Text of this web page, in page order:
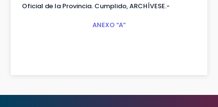
Oficial de la Provincia. Cumplido, ARCHÍVESE.-
ANEXO “A”